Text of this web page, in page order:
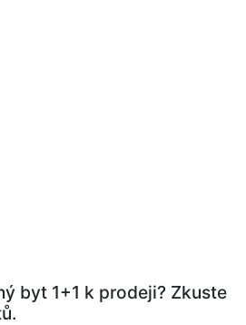
byt 1+1 k prodeji? Zkuste